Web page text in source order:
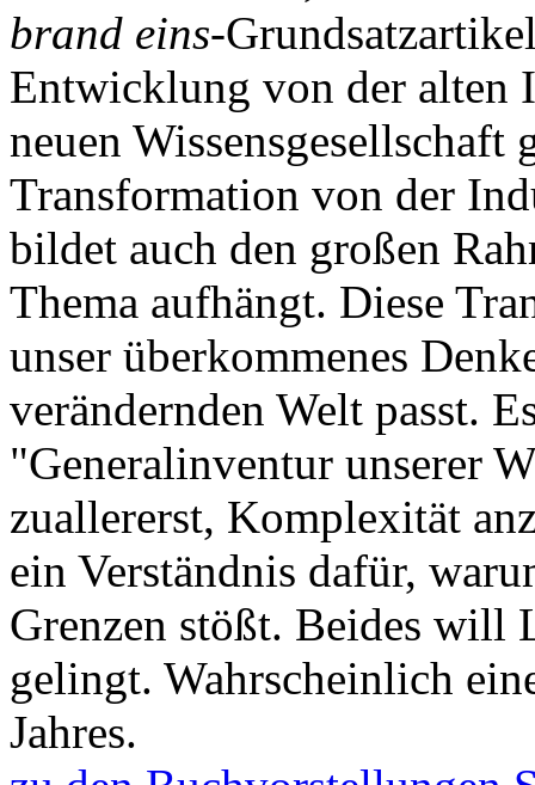
brand eins-
Entwicklung von der alten
neuen Wissensgesellschaft
Transformation von der
bildet auch den großen
Thema aufhängt. Diese
unser überkommenes
verändernden Welt passt.
"Generalinventur unserer
zuallererst, Komplexität
ein Verständnis dafür,
Grenzen stößt. Beides will
gelingt. Wahrscheinlich
Jahres.